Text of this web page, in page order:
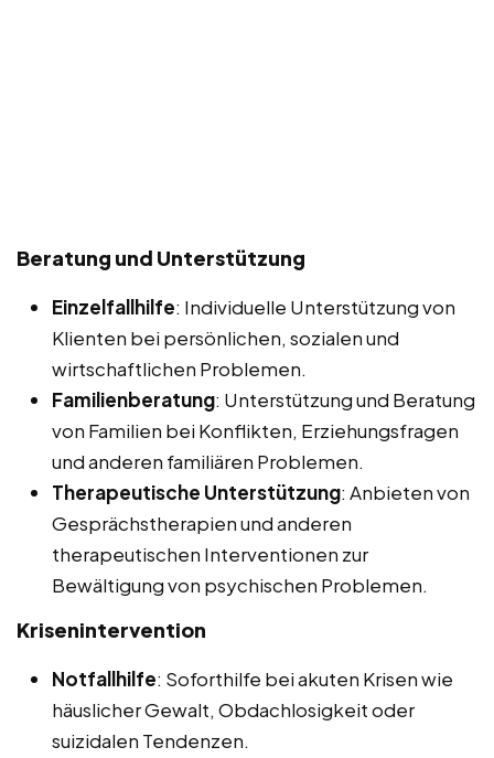
Beratung und Unterstützung
Einzelfallhilfe: Individuelle Unterstützung von
Klienten bei persönlichen, sozialen und
wirtschaftlichen Problemen.
Familienberatung: Unterstützung und Beratung
von Familien bei Konflikten, Erziehungsfragen
und anderen familiären Problemen.
Therapeutische Unterstützung: Anbieten von
Gesprächstherapien und anderen
therapeutischen Interventionen zur
Bewältigung von psychischen Problemen.
Krisenintervention
Notfallhilfe: Soforthilfe bei akuten Krisen wie
häuslicher Gewalt, Obdachlosigkeit oder
suizidalen Tendenzen.